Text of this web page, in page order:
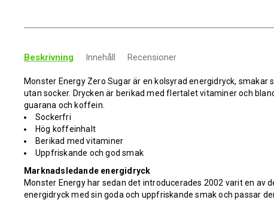
Beskrivning Innehåll Recensioner
Monster Energy Zero Sugar är en kolsyrad energidryck, smakar
utan socker. Drycken är berikad med flertalet vitaminer och
guarana och koffein.
Sockerfri
Hög koffeinhalt
Berikad med vitaminer
Uppfriskande och god smak
Marknadsledande energidryck
Monster Energy har sedan det introducerades 2002 varit en av
energidryck med sin goda och uppfriskande smak och passar